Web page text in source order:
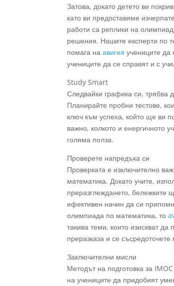
Затова, докато детето ви
като ви предоставяме
работи са реплики на
решения. Нашите експерти по
помага наавигея учениците да
учениците да се справят и с
Study Smart
Следвайки графика си, трябва
Планирайте пробни тестове,
ключ към успеха, който ще ви
важно, колкото и енергичното
голяма полза.
Проверете напредъка си
Проверката е изключително
математика. Докато учите,
преразглеждането, бележките
ефективен начин да си
олимпиада по математика, то
такива теми, които изискват да
преразказа и се
Заключителни мисли
Методът на подготовка за
на учениците да придобият